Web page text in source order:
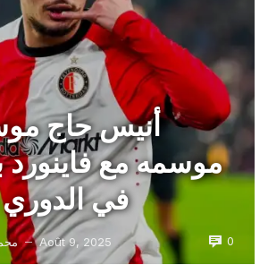
أنيس حاج
موسمه مع فاينورد
في الدوري
— Août 9, 2025 0